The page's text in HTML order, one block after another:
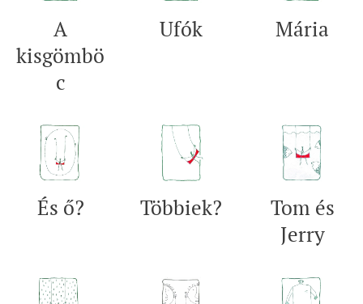
A
kisgömbö
c
Ufók Mária
És ő? Többiek?
Tom és
Jerry